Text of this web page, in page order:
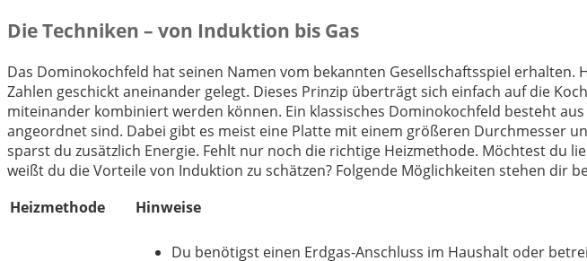
Die Techniken – von Induktion bis Gas
Das Dominokochfeld hat seinen Namen vom bekannten Gesellschaftsspiel erhalten.
Zahlen geschickt aneinander gelegt. Dieses Prinzip überträgt sich einfach auf die
miteinander kombiniert werden können. Ein klassisches Dominokochfeld besteht
angeordnet sind. Dabei gibt es meist eine Platte mit einem größeren Durchmesser
sparst du zusätzlich Energie. Fehlt nur noch die richtige Heizmethode. Möchtest du
weißt du die Vorteile von Induktion zu schätzen? Folgende Möglichkeiten stehen dir
Heizmethode
Hinweise
Du benötigst einen Erdgas-Anschluss im Haushalt oder